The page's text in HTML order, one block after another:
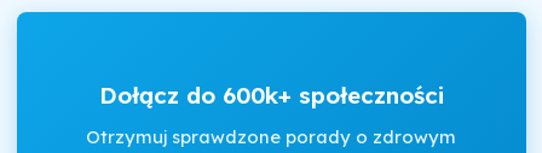
Dołącz do 600k+ społeczności
Otrzymuj sprawdzone porady o zdrowym